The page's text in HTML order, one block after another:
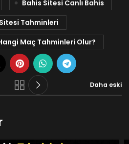
Bahis Sitesi Canlı Bahis
Tahminleri
Maç Tahminleri Olur?
Daha eski